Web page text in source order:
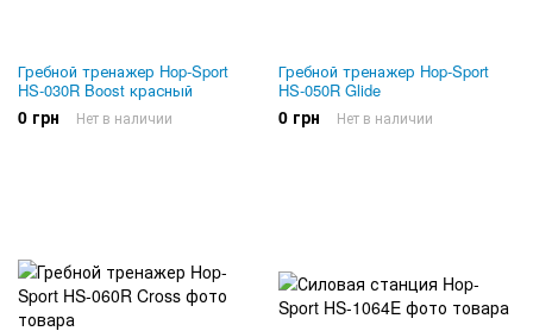
Гребной тренажер Hop-Sport
HS-030R Boost красный
0 грн Нет в наличии
Гребной тренажер Hop-Sport
HS-050R Glide
0 грн Нет в наличии